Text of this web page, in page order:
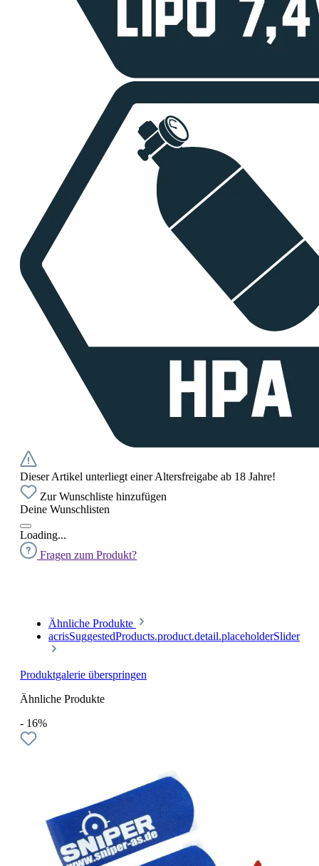
Dieser Artikel unterliegt einer Altersfreigabe ab 18 Jahre!
Zur Wunschliste hinzufügen
Deine Wunschlisten
Loading...
Fragen zum Produkt?
Ähnliche Produkte
acrisSuggestedProducts.product.detail.placeholderSlider
Produktgalerie überspringen
Ähnliche Produkte
- 16%